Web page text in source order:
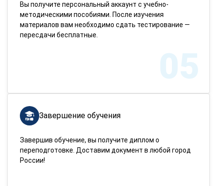
Вы получите персональный аккаунт с учебно-
методическими пособиями. После изучения
материалов вам необходимо сдать тестирование —
пересдачи бесплатные.
05
Завершение обучения
Завершив обучение, вы получите диплом о
переподготовке. Доставим документ в любой город
России!